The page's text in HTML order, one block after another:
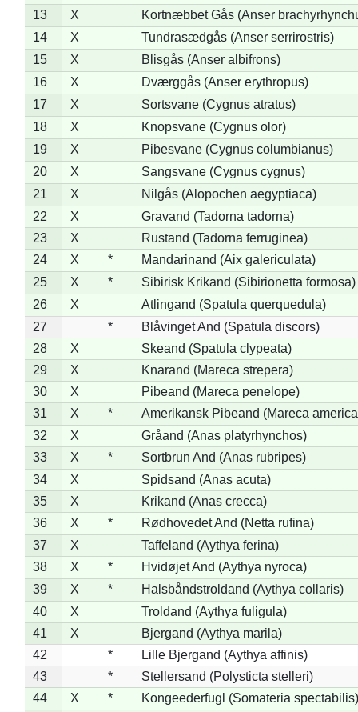
13
X
Kortnæbbet Gås (Anser
14
X
Tundrasædgås (Anser serrirostris)
15
X
Blisgås (Anser albifrons)
16
X
Dværggås (Anser erythropus)
17
X
Sortsvane (Cygnus atratus)
18
X
Knopsvane (Cygnus olor)
19
X
Pibesvane (Cygnus columbianus)
20
X
Sangsvane (Cygnus cygnus)
21
X
Nilgås (Alopochen aegyptiaca)
22
X
Gravand (Tadorna tadorna)
23
X
Rustand (Tadorna ferruginea)
24
X *
Mandarinand (Aix galericulata)
25
X *
Sibirisk Krikand (Sibirionetta formosa)
26
X
Atlingand (Spatula querquedula)
27
*
Blåvinget And (Spatula discors)
28
X
Skeand (Spatula clypeata)
29
X
Knarand (Mareca strepera)
30
X
Pibeand (Mareca penelope)
31
X *
Amerikansk Pibeand (Mareca
32
X
Gråand (Anas platyrhynchos)
33
X *
Sortbrun And (Anas rubripes)
34
X
Spidsand (Anas acuta)
35
X
Krikand (Anas crecca)
36
X *
Rødhovedet And (Netta rufina)
37
X
Taffeland (Aythya ferina)
38
X *
Hvidøjet And (Aythya nyroca)
39
X *
Halsbåndstroldand (Aythya collaris)
40
X
Troldand (Aythya fuligula)
41
X
Bjergand (Aythya marila)
42
*
Lille Bjergand (Aythya affinis)
43
*
Stellersand (Polysticta stelleri)
44
X *
Kongeederfugl (Somateria spectabilis)